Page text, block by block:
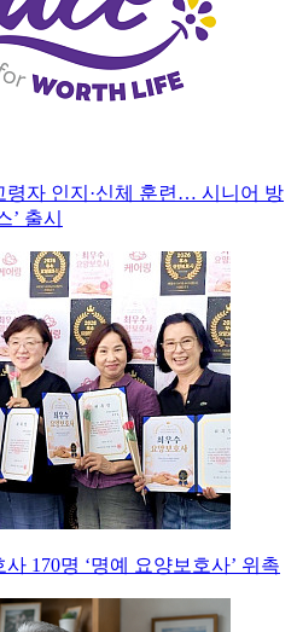
령자 인지·신체 훈련… 시니어 방
’ 출시
170명 ‘명예 요양보호사’ 위촉